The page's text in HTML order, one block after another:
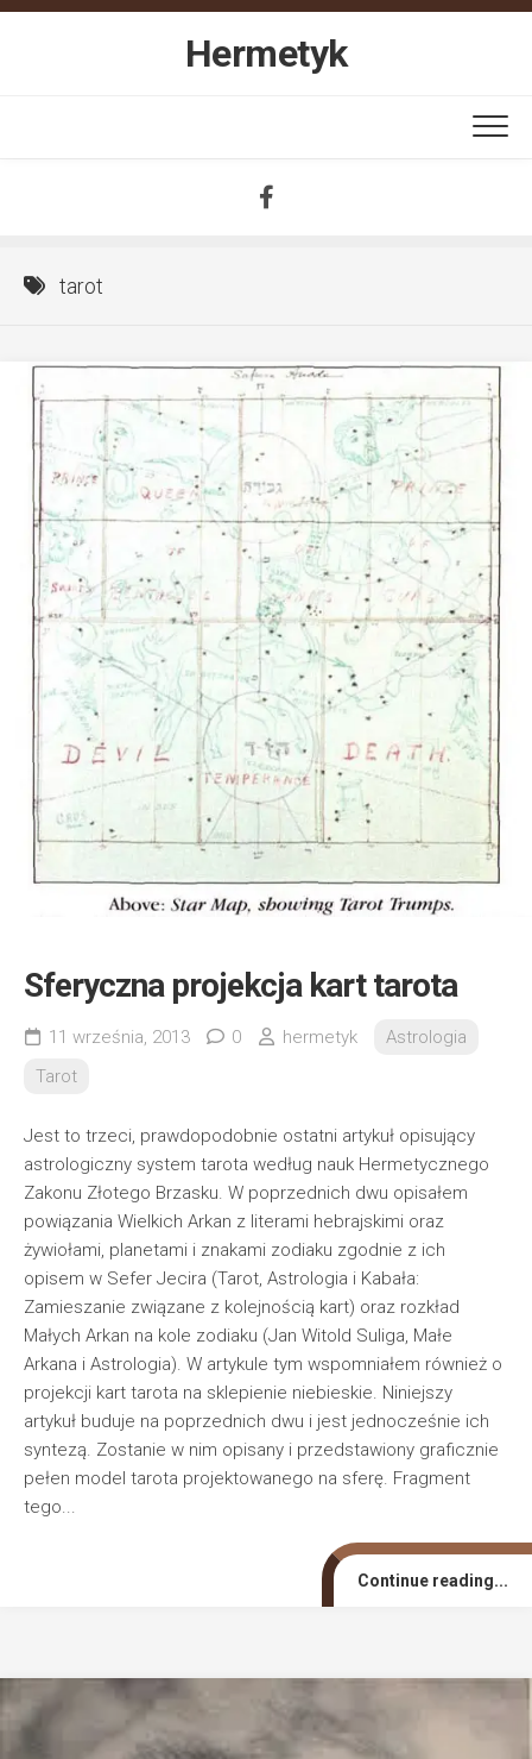
Skip
Hermetyk
tarot
Sferyczna projekcja kart tarota
11 września, 2013 0 hermetyk
Astrologia
Tarot
Jest to trzeci, prawdopodobnie ostatni artykuł opisujący
astrologiczny system tarota według nauk Hermetycznego
Zakonu Złotego Brzasku. W poprzednich dwu opisałem
powiązania Wielkich Arkan z literami hebrajskimi oraz
żywiołami, planetami i znakami zodiaku zgodnie z ich
opisem w Sefer Jecira (Tarot, Astrologia i Kabała:
Zamieszanie związane z kolejnością kart) oraz rozkład
Małych Arkan na kole zodiaku (Jan Witold Suliga, Małe
Arkana i Astrologia). W artykule tym wspomniałem również o
projekcji kart tarota na sklepienie niebieskie. Niniejszy
artykuł buduje na poprzednich dwu i jest jednocześnie ich
syntezą. Zostanie w nim opisany i przedstawiony graficznie
pełen model tarota projektowanego na sferę. Fragment
tego...
Continue reading...